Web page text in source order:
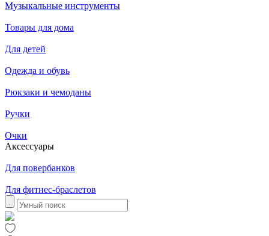
Музыкальные инструменты
Товары для дома
Для детей
Одежда и обувь
Рюкзаки и чемоданы
Ручки
Очки
Аксессуары
Для повербанков
Для фитнес-браслетов